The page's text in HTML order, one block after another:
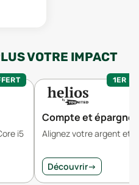
VOTRE IMPACT
i5
1ER
Compte et épargne
Alignez votre argent et
Découvrir→